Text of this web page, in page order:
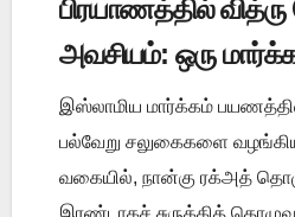
பிரயாணத்தில்
அவசியம்: ஒரு
இஸ்லாமிய மார்க்கம்
பல்வேறு சலுகைகளை
வகையில், நான்கு ரக்அத்